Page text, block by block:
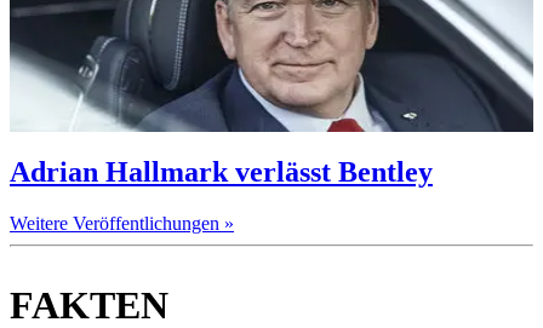
Adrian Hallmark verlässt Bentley
Weitere Veröffentlichungen »
FAKTEN